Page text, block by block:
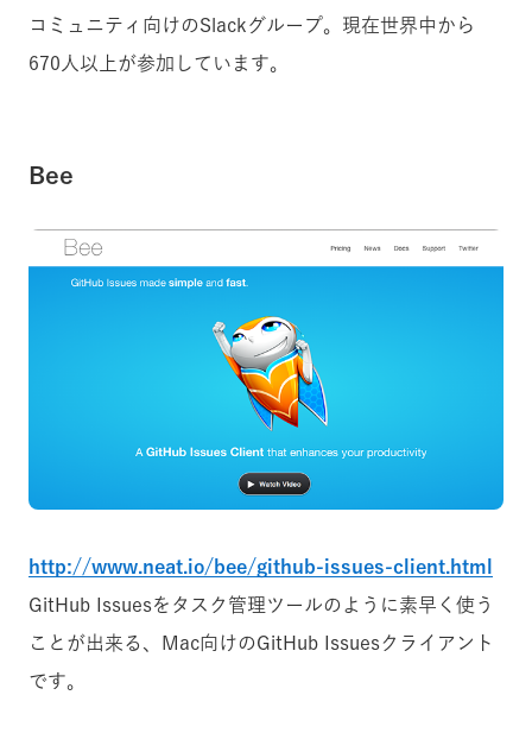
コミュニティ向けのSlackグループ。現在世界中から
670人以上が参加しています。
Bee
http://www.neat.io/bee/github-issues-client.html
GitHub Issuesをタスク管理ツールのように素早く使う
ことが出来る、Mac向けのGitHub Issuesクライアント
です。